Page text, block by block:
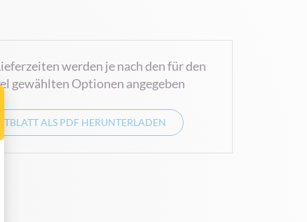
werden je nach den für den
gewählten Optionen angegeben
ALS PDF HERUNTERLADEN